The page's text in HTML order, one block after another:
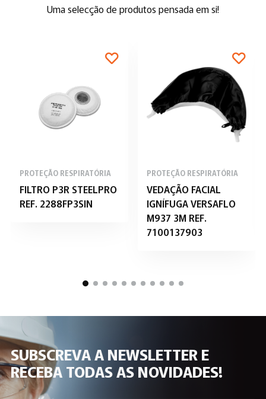
Uma selecção de produtos pensada em si!
PROTEÇÃO RESPIRATÓRIA
FILTRO P3R STEELPRO
REF. 2288FP3SIN
PROTEÇÃO RESPIRATÓRIA
VEDAÇÃO FACIAL
IGNÍFUGA VERSAFLO
M937 3M REF.
7100137903
SUBSCREVA A NEWSLETTER E
RECEBA TODAS AS NOVIDADES!